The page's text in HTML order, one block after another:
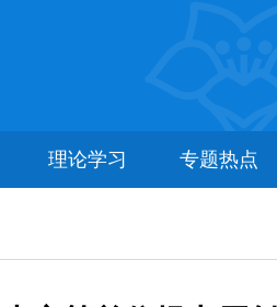
理论学习 专题热点